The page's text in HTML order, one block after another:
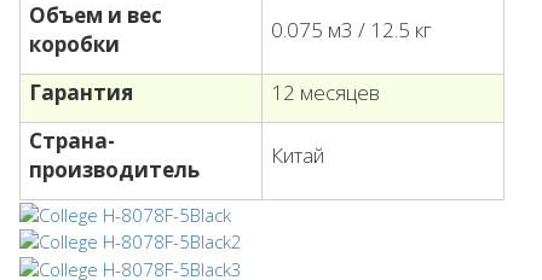
Объем и вес
коробки
0.075 м3 / 12.5 кг
Гарантия
12 месяцев
Страна-
производитель
Китай